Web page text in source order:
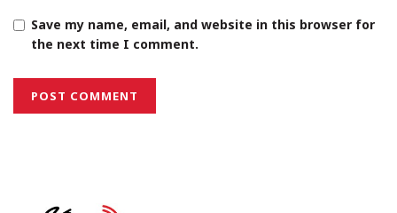
Save my name, email, and website in this browser for
the next time I comment.